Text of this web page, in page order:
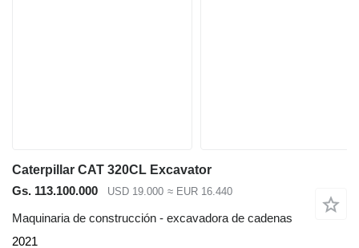
Caterpillar CAT 320CL Excavator
Gs. 113.100.000
USD 19.000 ≈ EUR 16.440
Maquinaria de construcción - excavadora de cadenas
2021